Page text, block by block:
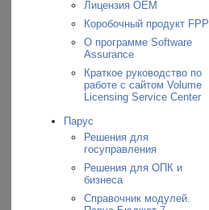
Лицензия OEM
Коробочный продукт FPP
О программе Software
Assurance
Краткое руководство по
работе с сайтом Volume
Licensing Service Center
Парус
Решения для
госуправления
Решения для ОПК и
бизнеса
Справочник модулей.